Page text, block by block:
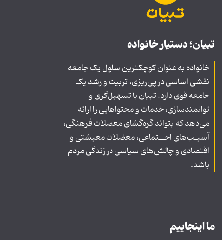
تبیان؛ دستیار خانواده
خانواده به عنوان کوچکترین سلول یک جامعه
نقشی اساسی در پی‌ریزی، تربیت و رشد یک
جامعه قوی دارد. تبیان با تسهیل‌گری و
توانمندسازی، خدمات و محتواهایی را ارائه
می‌دهد که بتواند گره‌گشای معضلات فرهنگی،
آسیـب‌های اجــتماعی، معضلات معیشتی و
اقتصادی و چالش‌های سیاسی در زندگی مردم
باشد.
ما اینجاییم